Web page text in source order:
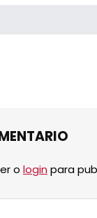
o login para